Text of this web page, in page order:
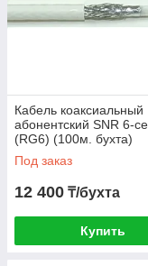
Кабель коаксиальный
абонентский SNR 6-
(RG6) (100м. бухта)
(заполнение 48%)
Под заказ
12 400 ₸/бухта
Купить